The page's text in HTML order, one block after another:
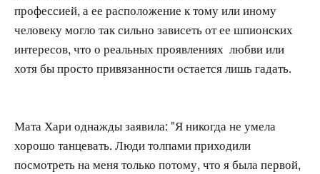
профессией, а ее расположение к тому или иному
человеку могло так сильно зависеть от ее шпионских
интересов, что о реальных проявлениях любви или
хотя бы просто привязанности остается лишь гадать.
Мата Хари однажды заявила: "Я никогда не умела
хорошо танцевать. Люди толпами приходили
посмотреть на меня только потому, что я была первой,